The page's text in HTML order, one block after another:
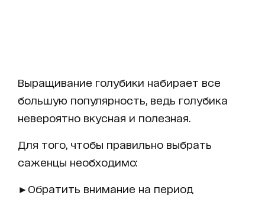
Выращивание голубики набирает все
большую популярность, ведь голубика
невероятно вкусная и полезная.
Для того, чтобы правильно выбрать
саженцы необходимо:
►Обратить внимание на период